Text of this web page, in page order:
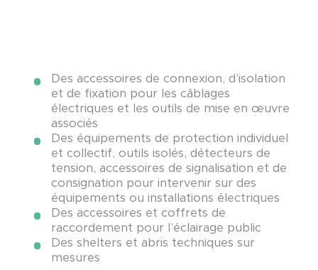
Connecteurs pour liaison
équipotentielle
Cosses et outils de sertissage
Éclairage public
Mesures et contrôle d’installation
Des accessoires de connexion, d’isolation
et de fixation pour les câblages
électriques et les outils de mise en œuvre
associés
Des équipements de protection individuel
et collectif, outils isolés, détecteurs de
tension, accessoires de signalisation et de
consignation pour intervenir sur des
équipements ou installations électriques
Des accessoires et coffrets de
raccordement pour l’éclairage public
Des shelters et abris techniques sur
mesures